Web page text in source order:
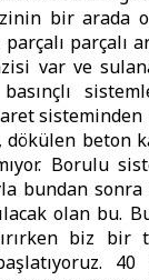
bir arada
parçalı
var ve
sisteminden
dökülen beton
Borulu
bundan
olan bu.
biz bir